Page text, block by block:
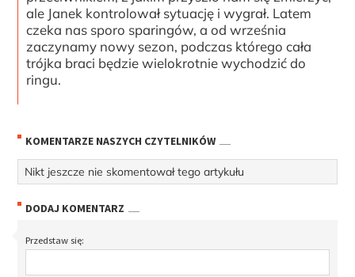
ale Janek kontrolował sytuację i wygrał. Latem
czeka nas sporo sparingów, a od września
zaczynamy nowy sezon, podczas którego cała
trójka braci będzie wielokrotnie wychodzić do
ringu.
KOMENTARZE NASZYCH CZYTELNIKÓW
Nikt jeszcze nie skomentował tego artykułu
DODAJ KOMENTARZ
Przedstaw się: